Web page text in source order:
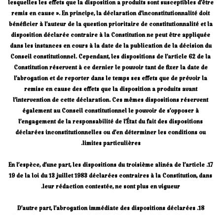
lesquelles les effets que la disposition a produits sont susceptibles d’être
remis en cause ». En principe, la déclaration d’inconstitutionnalité doit
bénéficier à l’auteur de la question prioritaire de constitutionnalité et la
disposition déclarée contraire à la Constitution ne peut être appliquée
dans les instances en cours à la date de la publication de la décision du
Conseil constitutionnel. Cependant, les dispositions de l’article 62 de la
Constitution réservent à ce dernier le pouvoir tant de fixer la date de
l’abrogation et de reporter dans le temps ses effets que de prévoir la
remise en cause des effets que la disposition a produits avant
l’intervention de cette déclaration. Ces mêmes dispositions réservent
également au Conseil constitutionnel le pouvoir de s’opposer à
l’engagement de la responsabilité de l’État du fait des dispositions
déclarées inconstitutionnelles ou d’en déterminer les conditions ou
limites particulières.
17. En l’espèce, d’une part, les dispositions du troisième alinéa de l’article
19 de la loi du 13 juillet 1983 déclarées contraires à la Constitution, dans
leur rédaction contestée, ne sont plus en vigueur.
18. D’autre part, l’abrogation immédiate des dispositions déclarées